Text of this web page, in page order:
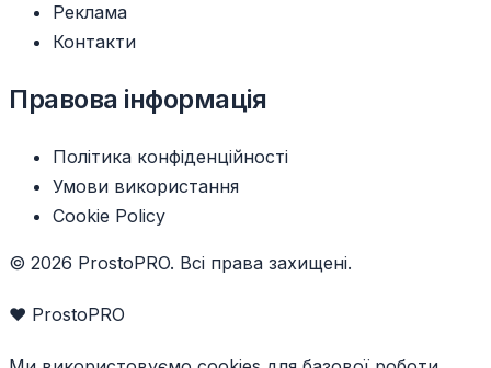
Реклама
Контакти
Правова інформація
Політика конфіденційності
Умови використання
Cookie Policy
© 2026 ProstoPRO. Всі права захищені.
❤️ ProstoPRO